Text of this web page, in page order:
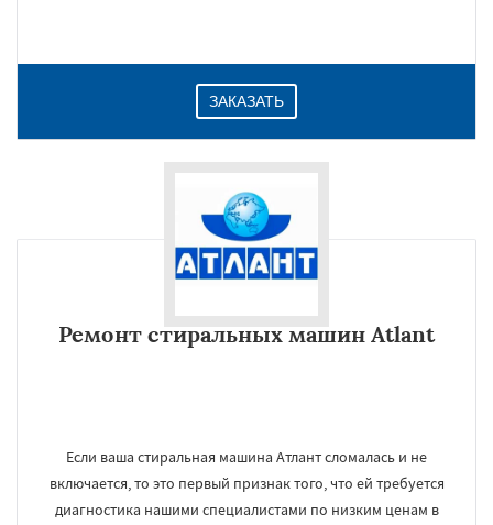
ЗАКАЗАТЬ
Ремонт стиральных машин Atlant
Если ваша стиральная машина Атлант сломалась и не
включается, то это первый признак того, что ей требуется
диагностика нашими специалистами по низким ценам в